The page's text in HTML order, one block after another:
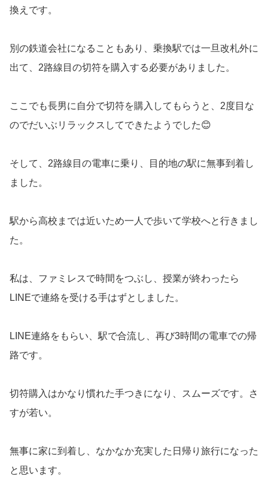
換えです。
別の鉄道会社になることもあり、乗換駅では一旦改札外に
出て、2路線目の切符を購入する必要がありました。
ここでも長男に自分で切符を購入してもらうと、2度目な
のでだいぶリラックスしてできたようでした😊
そして、2路線目の電車に乗り、目的地の駅に無事到着し
ました。
駅から高校までは近いため一人で歩いて学校へと行きまし
た。
私は、ファミレスで時間をつぶし、授業が終わったら
LINEで連絡を受ける手はずとしました。
LINE連絡をもらい、駅で合流し、再び3時間の電車での帰
路です。
切符購入はかなり慣れた手つきになり、スムーズです。さ
すが若い。
無事に家に到着し、なかなか充実した日帰り旅行になった
と思います。